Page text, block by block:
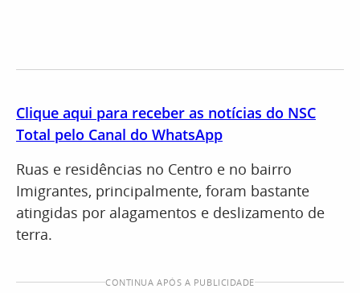
Clique aqui para receber as notícias do NSC
Total pelo Canal do WhatsApp
Ruas e residências no Centro e no bairro
Imigrantes, principalmente, foram bastante
atingidas por alagamentos e deslizamento de
terra.
CONTINUA APÓS A PUBLICIDADE